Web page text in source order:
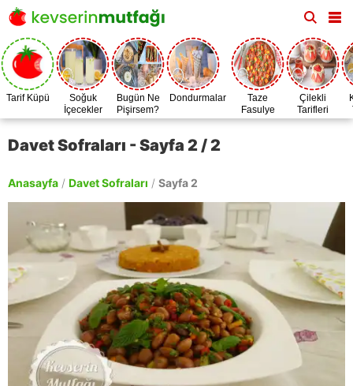
Tarif Küpü
Soğuk
İçecekler
Bugün Ne
Pişirsem?
Dondurmalar
Taze
Fasulye
Zamanı
Çilekli
Tarifleri
Davet Sofraları - Sayfa 2 / 2
Anasayfa / Davet Sofraları / Sayfa 2